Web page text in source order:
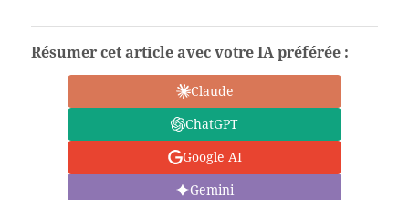
Résumer cet article avec votre IA préférée :
Claude
ChatGPT
Google AI
Gemini